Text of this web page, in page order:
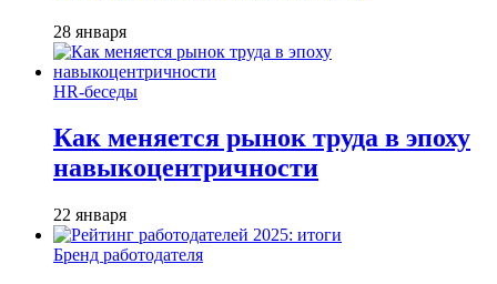
28 января
HR-беседы
Как меняется рынок труда в эпоху
навыкоцентричности
22 января
Бренд работодателя